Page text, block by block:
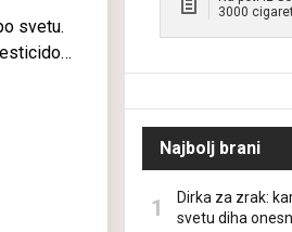
svetu.
3000
Najbolj brani
Dirka za zrak:
svetu diha